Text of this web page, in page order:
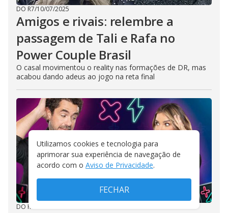
DO R7/10/07/2025
Amigos e rivais: relembre a
passagem de Tali e Rafa no
Power Couple Brasil
O casal movimentou o reality nas formações de DR, mas
acabou dando adeus ao jogo na reta final
DO R7
Utilizamos cookies e tecnologia para
aprimorar sua experiência de navegação de
acordo com o Aviso de Privacidade.
FECHAR